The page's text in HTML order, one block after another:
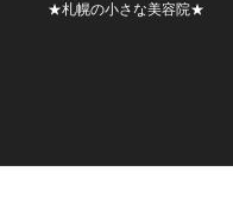
★札幌の小さな美容院★